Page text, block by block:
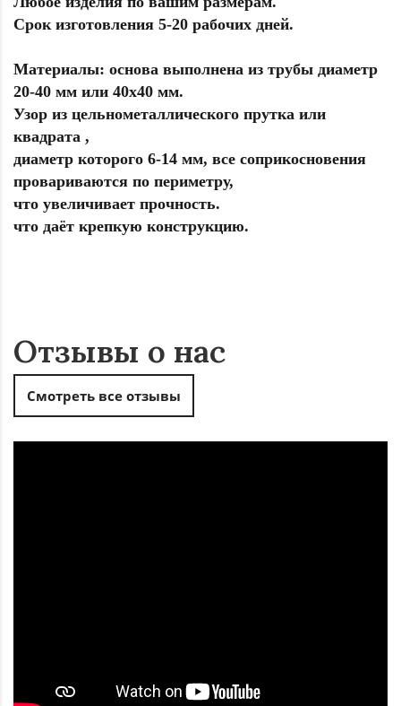
Срок изготовления 5-20 рабочих дней.
Материалы: основа выполнена из трубы диаметр
20-40 мм или 40х40 мм.
Узор из цельнометаллического прутка или
квадрата ,
диаметр которого 6-14 мм, все соприкосновения
провариваются по периметру,
что увеличивает прочность.
что даёт крепкую конструкцию.
Отзывы о нас
Смотреть все отзывы